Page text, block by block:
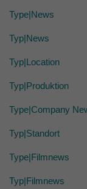
Type|News
Typ|News
Typ|Location
Typ|Produktion
Type|Company
Typ|Standort
Type|Filmnews
Typ|Filmnews